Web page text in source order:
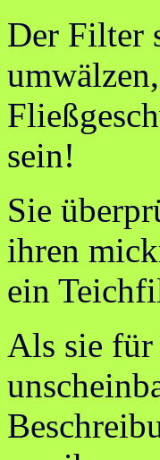
Der Filter
sein!
Sie
ihren
ein
Als sie für